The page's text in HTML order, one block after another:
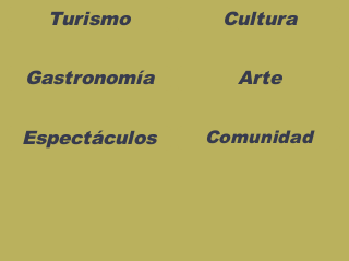
Turismo Cultura
Gastronomía Arte
Espectáculos Comunidad